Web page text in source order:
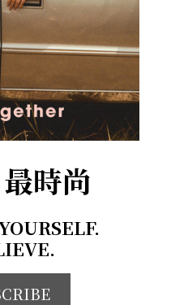
時尚